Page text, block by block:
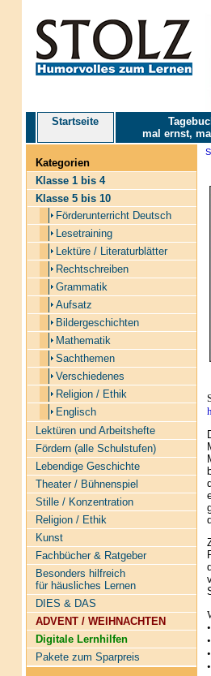
Startseite
mal ernst,
Kategorien
Klasse 1 bis 4
Klasse 5 bis 10
Förderunterricht Deutsch
Lesetraining
Lektüre / Literaturblätter
Rechtschreiben
Grammatik
Aufsatz
Bildergeschichten
Mathematik
Sachthemen
Verschiedenes
Religion / Ethik
Englisch
Lektüren und Arbeitshefte
Fördern (alle Schulstufen)
Lebendige Geschichte
Theater / Bühnenspiel
Stille / Konzentration
Religion / Ethik
Kunst
Fachbücher & Ratgeber
Besonders hilfreich
für häusliches Lernen
DIES & DAS
ADVENT / WEIHNACHTEN
Digitale Lernhilfen
Pakete zum Sparpreis
•
•
•
•